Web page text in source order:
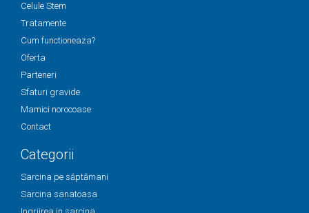
Celule Stem
Tratamente
Cum functioneaza?
Oferta
Parteneri
Sfaturi gravide
Mamici norocoase
Contact
Categorii
Sarcina pe săptămani
Sarcina sanatoasa